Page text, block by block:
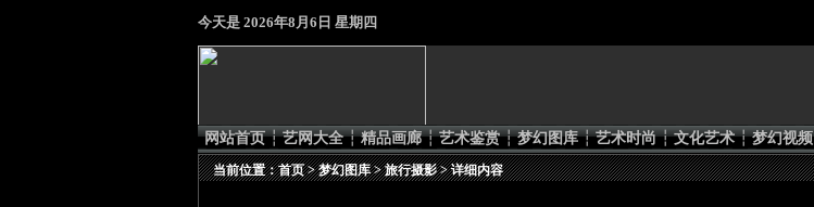
今天是 2026年8月6日 星期四
网站首页 ┆ 艺网大全 ┆ 精品画廊 ┆ 艺术鉴赏 ┆ 梦幻图库 ┆ 艺术时尚 ┆ 文化艺术 ┆ 梦幻视频
当前位置：首页>梦幻图库>旅行摄影> 详细内容